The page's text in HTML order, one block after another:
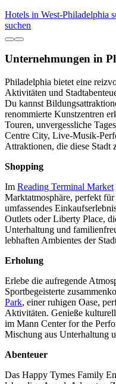
Hotels in West-Philadelphia
suchen
Unternehmungen in
Philadelphia bietet eine
Aktivitäten und
Du kannst
renommierte Kunstzentren
Touren, unvergessliche
Centre City, Live-Musik-
Attraktionen, die diese Stadt
Shopping
Im Reading Terminal Market
Marktatmosphäre, perfekt
umfassendes
Outlets oder Liberty Place,
Unterhaltung und
lebhaften Ambientes der
Erholung
Erlebe die aufregende
Sportbegeisterte
Park, einer ruhigen Oase,
Aktivitäten. Genieße
im Mann Center for the
Mischung aus Unterhaltung
Abenteuer
Das Happy Tymes Family